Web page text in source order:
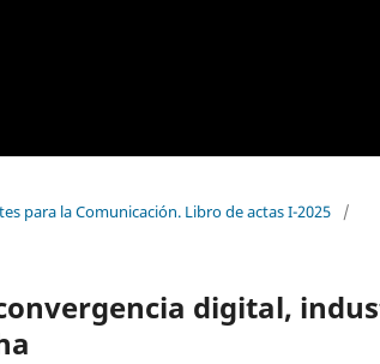
para la Comunicación. Libro de actas I-2025
/
digital,